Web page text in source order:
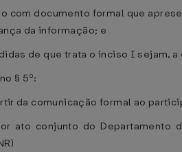
com documento formal que
da informação; e
de que trata o inciso I sejam,
§ 5º:
da comunicação formal ao
ato conjunto do Departamento